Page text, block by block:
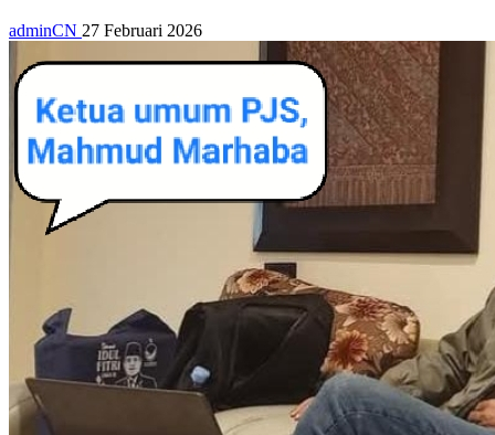
adminCN 27 Februari 2026